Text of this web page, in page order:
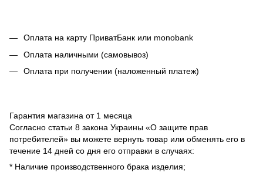
Оплата на карту ПриватБанк или monobank
Оплата наличными (самовывоз)
Оплата при получении (наложенный платеж)
Гарантия магазина от 1 месяца
Согласно статьи 8 закона Украины «О защите прав
потребителей» вы можете вернуть товар или обменять его в
течение 14 дней со дня его отправки в случаях:
* Наличие производственного брака изделия;